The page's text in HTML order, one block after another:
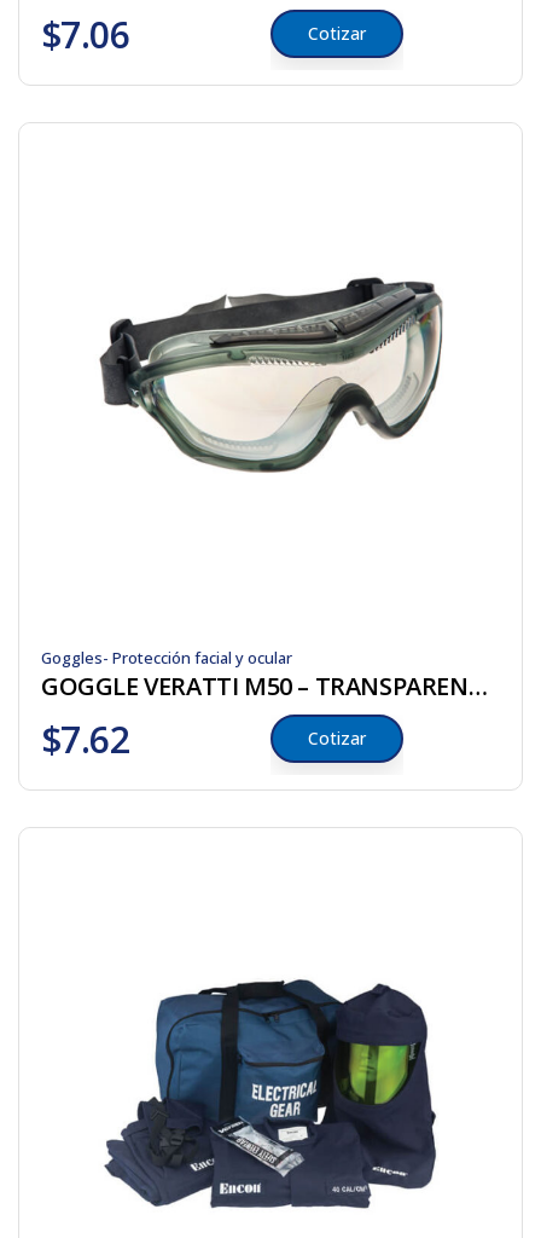
$7.06 Cotizar
Goggles- Protección facial y ocular
GOGGLE VERATTI M50 – TRANSPARENTE CON AFR GRIS
$7.62 Cotizar